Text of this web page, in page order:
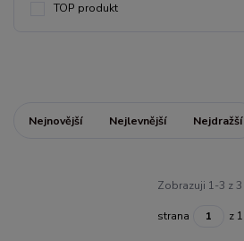
TOP produkt
Nejnovější Nejlevnější Nejdražší
Zobrazuji 1-3 z 3
strana z 1